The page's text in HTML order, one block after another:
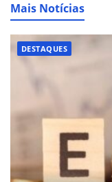
Mais Notícias
DESTAQUES